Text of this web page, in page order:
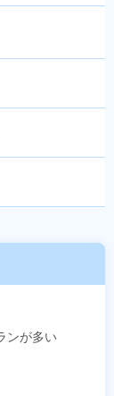
ンが多い